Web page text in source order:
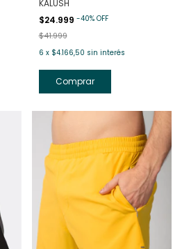
KALUSH
$24.999 -40% OFF
$41.999
6 x $4.166,50 sin interés
Comprar